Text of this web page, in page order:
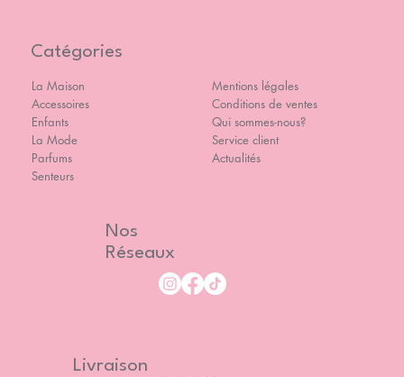
Catégories
La Maison
Accessoires
Enfants
La Mode
Parfums
Senteurs
Mentions légales
Conditions de ventes
Qui sommes-nous?
Service client
Actualités
Nos
Réseaux
Livraison